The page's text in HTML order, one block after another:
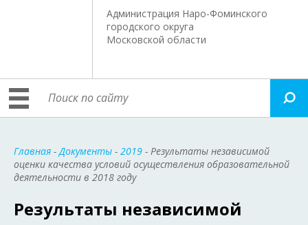
Администрация Наро-Фоминского
городского округа
Московской области
Главная -Документы - 2019 - Результаты независимой
оценки качества условий осуществления образовательной
деятельности в 2018 году
Результаты независимой